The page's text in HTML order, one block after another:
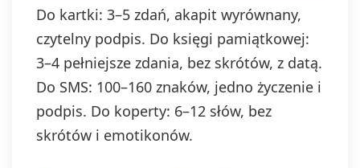
podstawie zgody przed jej
wycofaniem. Wycofanie zgody jest
możliwe poprzez kontakt z
Administratorem na adres e-mail:
przycisku "wypisz się" znajdującego
się w wiadomościach e-mail od nas.
Do kartki: 3–5 zdań, akapit wyrównany,
czytelny podpis. Do księgi pamiątkowej:
3–4 pełniejsze zdania, bez skrótów, z datą.
Do SMS: 100–160 znaków, jedno życzenie i
podpis. Do koperty: 6–12 słów, bez
skrótów i emotikonów.